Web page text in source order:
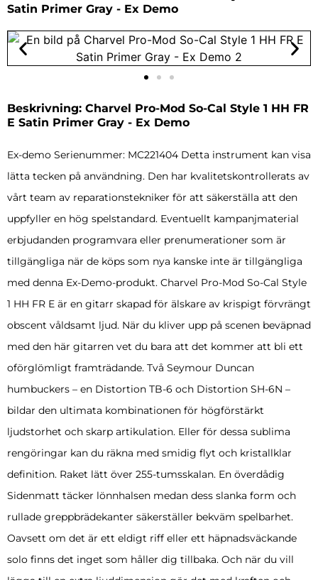
Satin Primer Gray - Ex Demo
Beskrivning: Charvel Pro-Mod So-Cal Style 1 HH FR
E Satin Primer Gray - Ex Demo
Ex-demo Serienummer: MC221404 Detta instrument kan visa
lätta tecken på användning. Den har kvalitetskontrollerats av
vårt team av reparationstekniker för att säkerställa att den
uppfyller en hög spelstandard. Eventuellt kampanjmaterial
erbjudanden programvara eller prenumerationer som är
tillgängliga när de köps som nya kanske inte är tillgängliga
med denna Ex-Demo-produkt. Charvel Pro-Mod So-Cal Style
1 HH FR E är en gitarr skapad för älskare av krispigt förvrängt
obscent våldsamt ljud. När du kliver upp på scenen beväpnad
med den här gitarren vet du bara att det kommer att bli ett
oförglömligt framträdande. Två Seymour Duncan
humbuckers – en Distortion TB-6 och Distortion SH-6N –
bildar den ultimata kombinationen för högförstärkt
ljudstorhet och skarp artikulation. Eller för dessa sublima
rengöringar kan du räkna med smidig flyt och kristallklar
definition. Raket lätt över 255-tumsskalan. En överdådig
Sidenmatt täcker lönnhalsen medan dess slanka form och
rullade greppbrädekanter säkerställer bekväm spelbarhet.
Oavsett om det är ett eldigt riff eller ett häpnadsväckande
solo finns det inget som håller dig tillbaka. Och när du vill